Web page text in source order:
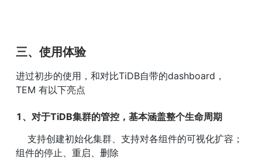
三、使用体验
进过初步的使用，和对比TiDB自带的dashboard，
TEM 有以下亮点
1、对于TiDB集群的管控，基本涵盖整个生命周期
组件的停止、重启、删除